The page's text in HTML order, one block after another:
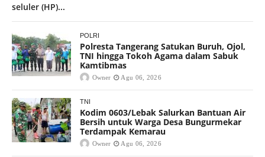
seluler (HP)...
POLRI
Polresta Tangerang Satukan Buruh, Ojol,
TNI hingga Tokoh Agama dalam Sabuk
Kamtibmas
Owner Agu 06, 2026
TNI
Kodim 0603/Lebak Salurkan Bantuan Air
Bersih untuk Warga Desa Bungurmekar
Terdampak Kemarau
Owner Agu 06, 2026